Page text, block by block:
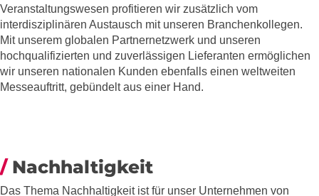
Veranstaltungswesen profitieren wir zusätzlich vom
interdisziplinären Austausch mit unseren Branchenkollegen.
Mit unserem globalen Partnernetzwerk und unseren
hochqualifizierten und zuverlässigen Lieferanten ermöglichen
wir unseren nationalen Kunden ebenfalls einen weltweiten
Messeauftritt, gebündelt aus einer Hand.
Nachhaltigkeit
Das Thema Nachhaltigkeit ist für unser Unternehmen von